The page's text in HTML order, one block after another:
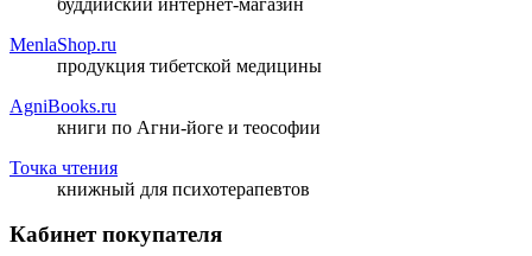
MenlaShop.ru
продукция тибетской медицины
AgniBooks.ru
книги по Агни-йоге и теософии
Точка чтения
книжный для психотерапевтов
Кабинет покупателя